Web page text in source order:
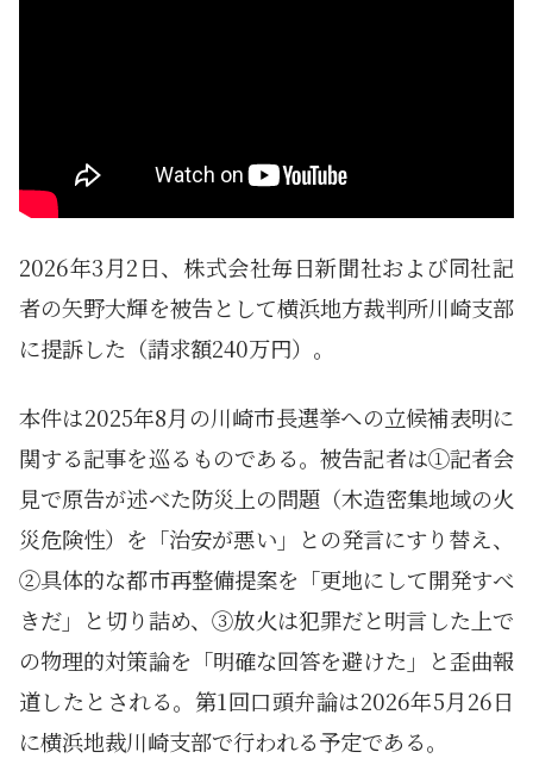
2026年3月2日、株式会社毎日新聞社および同社記
者の矢野大輝を被告として横浜地方裁判所川崎支部
に提訴した（請求額240万円）。
本件は2025年8月の川崎市長選挙への立候補表明に
関する記事を巡るものである。被告記者は①記者会
見で原告が述べた防災上の問題（木造密集地域の火
災危険性）を「治安が悪い」との発言にすり替え、
②具体的な都市再整備提案を「更地にして開発すべ
きだ」と切り詰め、③放火は犯罪だと明言した上で
の物理的対策論を「明確な回答を避けた」と歪曲報
道したとされる。第1回口頭弁論は2026年5月26日
に横浜地裁川崎支部で行われる予定である。